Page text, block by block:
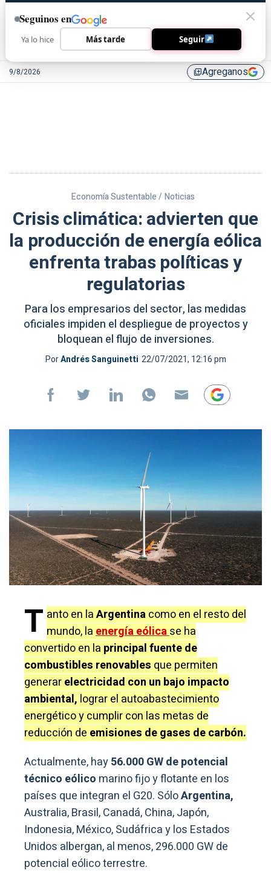
9/8/2026 library_addAgreganos
Economía Sustentable / Noticias
Crisis climática: advierten que
la producción de energía eólica
enfrenta trabas políticas y
regulatorias
Para los empresarios del sector, las medidas
oficiales impiden el despliegue de proyectos y
bloquean el flujo de inversiones.
PorAndrés Sanguinetti 22/07/2021, 12:16 pm
T anto en laArgentinacomo en el resto del
mundo, laenergía eólicase ha
convertido en la principal fuente de
combustibles renovables que permiten
generarelectricidad con un bajo impacto
ambiental, lograr el autoabastecimiento
energético y cumplir con las metas de
reducción de emisiones de gases de carbón.
Actualmente, hay56.000 GW de potencial
técnico eólico marino fijo y flotante en los
países que integran el G20. SóloArgentina,
Australia, Brasil, Canadá, China, Japón,
Indonesia, México, Sudáfrica y los Estados
Unidos albergan, al menos, 296.000 GW de
potencial eólico terrestre.
Seguinos en
Ya lo hice Más tarde Seguir